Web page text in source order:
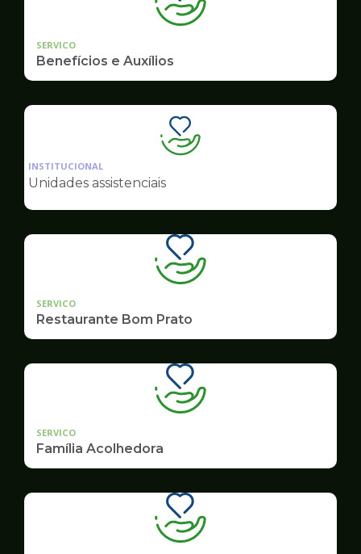
SERVICO
Benefícios e Auxílios
Ilustração
da
Assistência
INSTITUCIONAL
Unidades assistenciais
SERVICO
Restaurante Bom Prato
SERVICO
Família Acolhedora